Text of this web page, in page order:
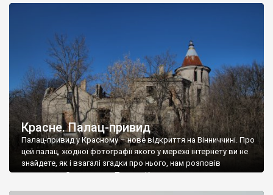
Красне. Палац-привид
Палац-привид у Красному – нове відкриття на Вінниччині. Про
цей палац, жодної фотографії якого у мережі інтернету ви не
знайдете, як і взагалі згадки про нього, нам розповів
мешканець Самгородка. Палац у Красному вразив не лише